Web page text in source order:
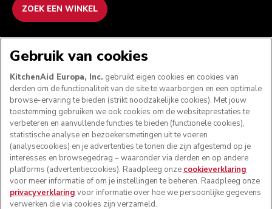
ZOEK EEN WINKEL
VOLG ONS
Gebruik van cookies
KitchenAid Europa, Inc. gebruikt eigen cookies en cookies van
derden om de functionaliteit van de site te waarborgen en een optimale
browse-ervaring te bieden (strikt noodzakelijke cookies). Met jouw
toestemming gebruiken we ook cookies om de websiteprestaties te
verbeteren en aanvullende functies te bieden (functionele cookies),
statistische analyse en bezoekersmetingen uit te voeren
(analysecookies) en je advertenties te tonen die zijn afgestemd op je
interesses en browsegedrag – waaronder via derden en op andere
platforms (advertentiecookies). Raadpleeg onze cookieverklaring
voor meer informatie of om je instellingen te beheren. Raadpleeg onze
privacyverklaring voor informatie over hoe we persoonlijke gegevens
verwerken die via cookies zijn verzameld.